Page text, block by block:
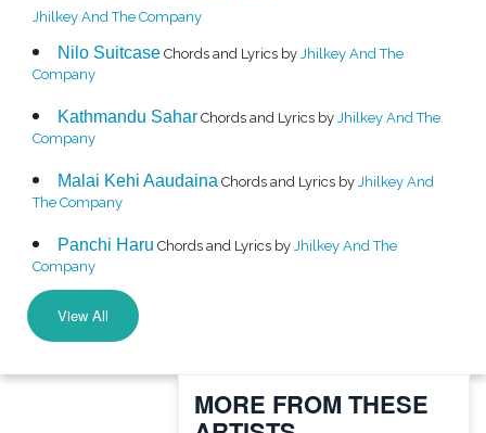
Jhilkey And The Company
Nilo Suitcase Chords and Lyrics by Jhilkey And The
Company
Kathmandu Sahar Chords and Lyrics by Jhilkey And The
Company
Malai Kehi Aaudaina Chords and Lyrics by Jhilkey And
The Company
Panchi Haru Chords and Lyrics by Jhilkey And The
Company
View All
MORE FROM THESE